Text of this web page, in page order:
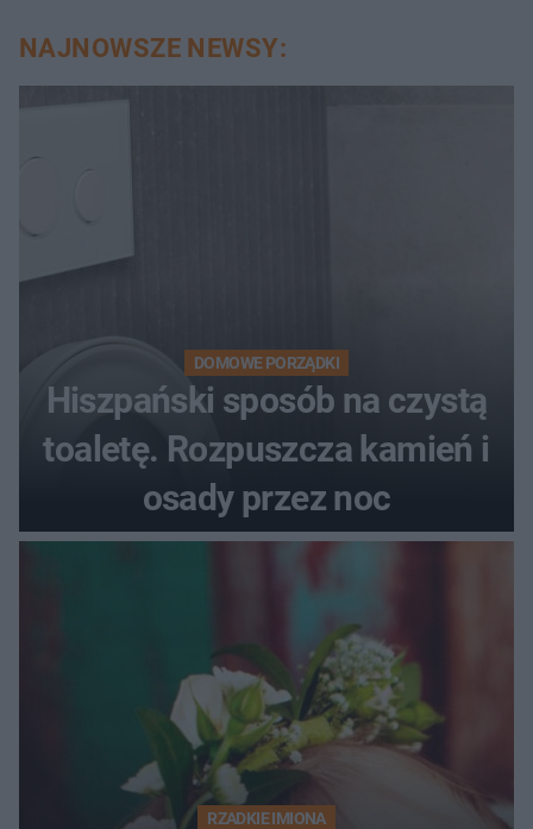
NAJNOWSZE NEWSY:
DOMOWE PORZĄDKI
Hiszpański sposób na czystą
toaletę. Rozpuszcza kamień i
osady przez noc
RZADKIE IMIONA